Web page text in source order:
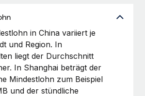
von Mitarbeiter:innen
von Benefits
Payroll
einen Blick Das Gesundheits- und
Reverse Tech hat das globale...
Produkten: Integration mit
und Contractor Management
in China variiert je
und Region. In
liegt der Durchschnitt
In Shanghai beträgt der
Mindestlohn zum Beispiel
und der stündliche